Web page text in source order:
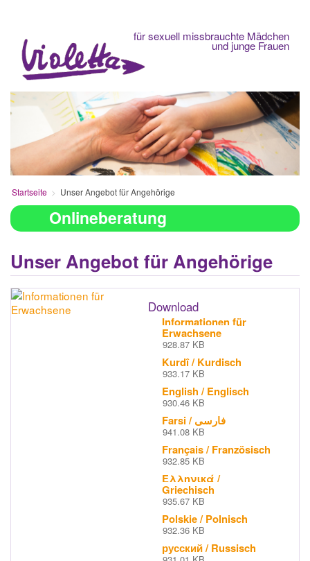
für sexuell missbrauchte Mädchen
und junge Frauen
Startseite Unser Angebot für Angehörige
Onlineberatung
Unser Angebot für Angehörige
Download
Informationen für
Erwachsene
928.87 KB
Kurdî / Kurdisch
933.17 KB
English / Englisch
930.46 KB
Farsi / فارسی
941.08 KB
Français / Französisch
932.85 KB
Ελληνικά /
Griechisch
935.67 KB
Polskie / Polnisch
932.36 KB
русский / Russisch